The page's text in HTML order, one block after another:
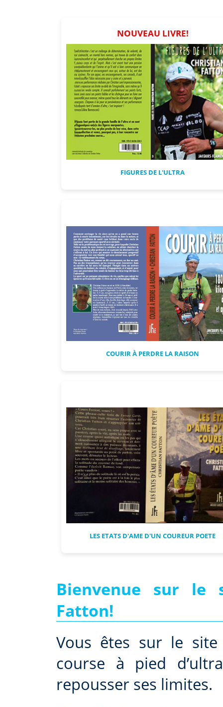
NOUVEAU LIVRE!
FIGURES DE L'ULTRA
COURIR À PERDRE LA RAISON
LES ETATS D'AME D'UN COUREUR POETE
Bienvenue sur le
Fatton!
Vous êtes sur le site
course à pied
repousser ses limites.